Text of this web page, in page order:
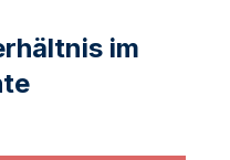
im